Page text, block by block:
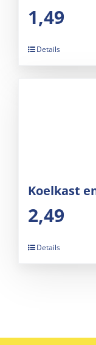
1,49
Details
Koelkast
2,49
Details